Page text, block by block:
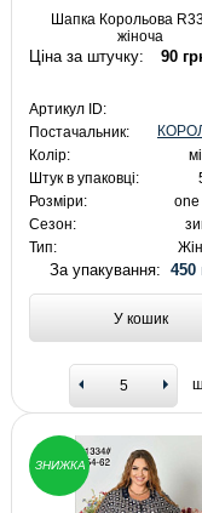
Шапка Корольова
жіноча
Ціна за штучку: 90
Артикул ID:
Постачальник:
Колір:
Штук в упаковці:
Розміри:
one
Сезон:
Тип:
За упакування:450
У кошик
ЗНИЖКА